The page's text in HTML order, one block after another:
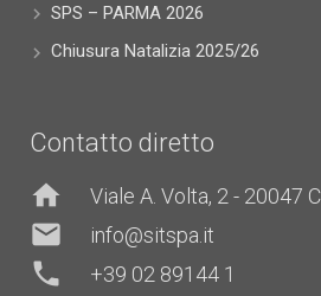
SPS – PARMA 2026
Chiusura Natalizia 2025/26
Contatto diretto
home Viale A. Volta, 2 - 20047
mail info@sitspa.it
phone +39 02 89144 1